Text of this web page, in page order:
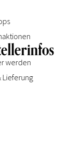
werden
Lieferung